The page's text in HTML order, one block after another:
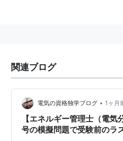
関連ブログ
電気の資格独学ブログ • 1ヶ月
【エネルギー管理士（電気
号の模擬問題で受験前のラ